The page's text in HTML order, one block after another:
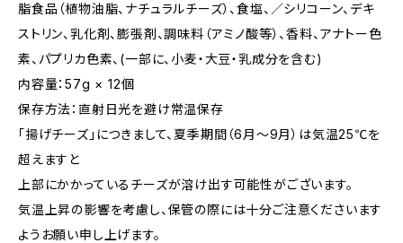
脂食品（植物油脂、ナチュラルチーズ）、食塩、／シリコーン、デキ
ストリン、乳化剤、膨張剤、調味料（アミノ酸等）、香料、アナトー色
素、パプリカ色素、(一部に、小麦・大豆・乳成分を含む)
内容量：57g × 12個
保存方法：直射日光を避け常温保存
「揚げチーズ」につきまして、夏季期間（6月～9月）は気温25℃を
超えますと
上部にかかっているチーズが溶け出す可能性がございます。
気温上昇の影響を考慮し、保管の際には十分ご注意くださいます
ようお願い申し上げます。